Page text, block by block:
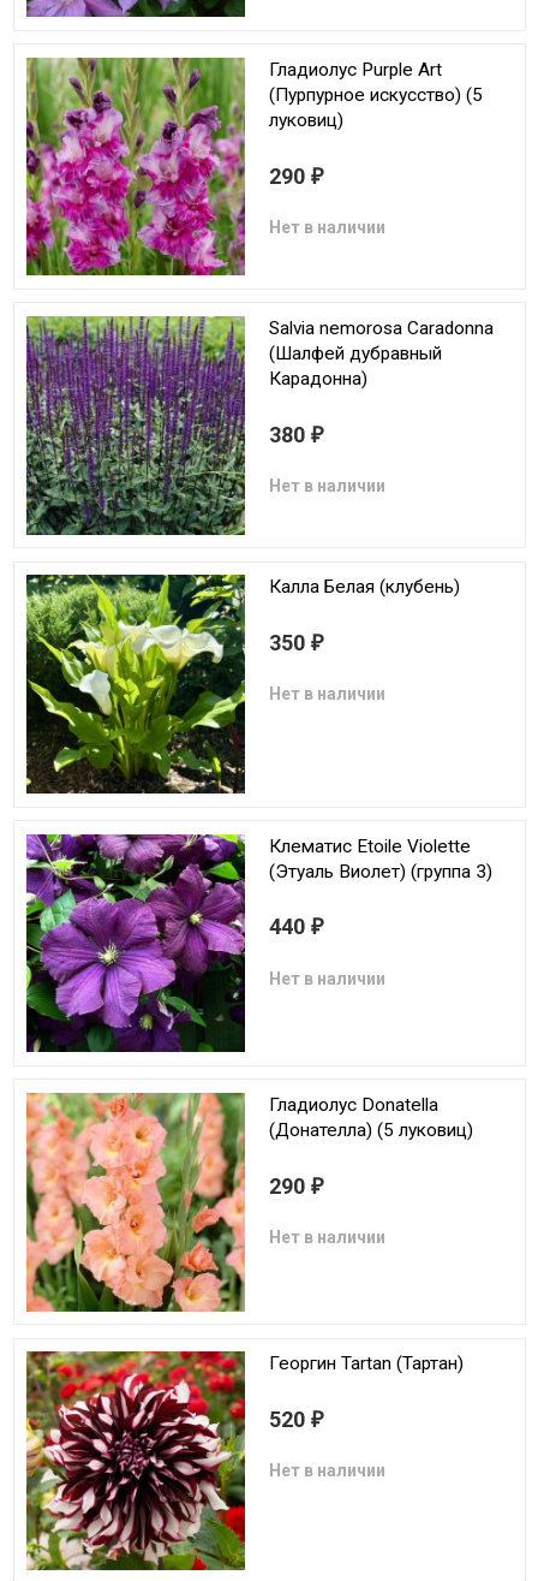
Гладиолус Purple Art
(Пурпурное искусство) (5
луковиц)
290 ₽
Нет в наличии
Salvia nemorosa Caradonna
(Шалфей дубравный
Карадонна)
380 ₽
Нет в наличии
Калла Белая (клубень)
350 ₽
Нет в наличии
Клематис Etoile Violette
(Этуаль Виолет) (группа 3)
440 ₽
Нет в наличии
Гладиолус Donatella
(Донателла) (5 луковиц)
290 ₽
Нет в наличии
Георгин Tartan (Тартан)
520 ₽
Нет в наличии